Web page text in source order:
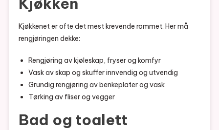
Kjøkkenet er ofte det mest krevende rommet. Her må
rengjøringen dekke:
Rengjøring av kjøleskap, fryser og komfyr
Vask av skap og skuffer innvendig og utvendig
Grundig rengjøring av benkeplater og vask
Tørking av fliser og vegger
Bad og toalett